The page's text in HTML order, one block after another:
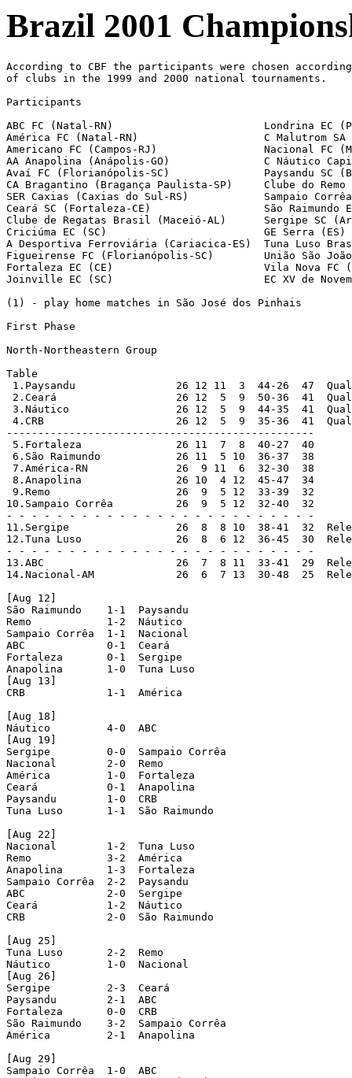
Brazil 2001
According to CBF the participants were chosen according to the participation 
of clubs in the 1999 and 2000 national tournaments.

Participants

ABC FC (Natal-RN)                        Londrina EC (PR)
América FC (Natal-RN)                    C Malutrom SA (Curitiba-PR) (1)
Americano FC (Campos-RJ)                 Nacional FC (Manaus-AM)
AA Anapolina (Anápolis-GO)               C Náutico Capibaribe (Recife-PE)
Avaí FC (Florianópolis-SC)               Paysandu SC (Belém-PA)
CA Bragantino (Bragança Paulista-SP)     Clube do Remo (Belém-PA)
SER Caxias (Caxias do Sul-RS)            Sampaio Corrêa FC (São Luís-MA)
Ceará SC (Fortaleza-CE)                  São Raimundo EC (Manaus-AM)
Clube de Regatas Brasil (Maceió-AL)      Sergipe SC (Aracaju-SE)
Criciúma EC (SC)                         GE Serra (ES)
A Desportiva Ferroviária (Cariacica-ES)  Tuna Luso Brasileira (Belém-PA)
Figueirense FC (Florianópolis-SC)        União São João EC (Araras-SP)
Fortaleza EC (CE)                        Vila Nova FC (Goiânia-GO)
Joinville EC (SC)                        EC XV de Novembro (Piracicaba-SP)

(1) - play home matches in São José dos Pinhais

First Phase

North-Northeastern Group

Table
 1.Paysandu                26 12 11  3  44-26  47  Qualified
 2.Ceará                   26 12  5  9  50-36  41  Qualified
 3.Náutico                 26 12  5  9  44-35  41  Qualified
 4.CRB                     26 12  5  9  35-36  41  Qualified
-------------------------------------------------
 5.Fortaleza               26 11  7  8  40-27  40
 6.São Raimundo            26 11  5 10  36-37  38
 7.América-RN              26  9 11  6  32-30  38
 8.Anapolina               26 10  4 12  45-47  34
 9.Remo                    26  9  5 12  33-39  32
10.Sampaio Corrêa          26  9  5 12  32-40  32
- - - - - - - - - - - - - - - - - - - - - - - - -
11.Sergipe                 26  8  8 10  38-41  32  Relegation playoff
12.Tuna Luso               26  8  6 12  36-45  30  Relegation playoff
- - - - - - - - - - - - - - - - - - - - - - - - -
13.ABC                     26  7  8 11  33-41  29  Relegated
14.Nacional-AM             26  6  7 13  30-48  25  Relegated

[Aug 12]
São Raimundo    1-1  Paysandu
Remo            1-2  Náutico
Sampaio Corrêa  1-1  Nacional
ABC             0-1  Ceará
Fortaleza       0-1  Sergipe
Anapolina       1-0  Tuna Luso
[Aug 13]
CRB             1-1  América

[Aug 18]
Náutico         4-0  ABC
[Aug 19]
Sergipe         0-0  Sampaio Corrêa
Nacional        2-0  Remo
América         1-0  Fortaleza
Ceará           0-1  Anapolina
Paysandu        1-0  CRB
Tuna Luso       1-1  São Raimundo

[Aug 22]
Nacional        1-2  Tuna Luso
Remo            3-2  América
Anapolina       1-3  Fortaleza
Sampaio Corrêa  2-2  Paysandu
ABC             2-0  Sergipe
Ceará           1-2  Náutico
CRB             2-0  São Raimundo

[Aug 25]
Tuna Luso       2-2  Remo
Náutico         1-0  Nacional
[Aug 26]
Sergipe         2-3  Ceará
Paysandu        2-1  ABC
Fortaleza       0-0  CRB
São Raimundo    3-2  Sampaio Corrêa
América         2-1  Anapolina

[Aug 29]
Sampaio Corrêa  1-0  ABC
América         1-1  São Raimundo
Fortaleza       4-1  Tuna Luso
Paysandu        3-0  Sergipe
Nacional        2-1  Ceará
Anapolina       2-3  CRB

[Sep 1]
Náutico         1-1  Paysandu
[Sep 2]
Tuna Luso       3-1  América
Remo            1-1  Anapolina
Ceará           3-2  Sampaio Corrêa
ABC             1-0  Nacional
São Raimundo    0-2  Fortaleza

[Sep 6]
CRB             2-0  Remo
Sergipe         5-0  Náutico

[Sep 9]
São Raimundo    0-0  Nacional
Paysandu        3-1  Remo
América         0-0  ABC
Fortaleza       0-1  Ceará
CRB             5-2  Náutico
Sergipe         4-4  Anapolina
[Sep 10]
Sampaio Corrêa  0-1  Tuna Luso

[Sep 12]
Nacional        1-1  Sergipe
Remo            2-0  São Raimundo
Ceará           1-1  Paysandu
Náutico         2-1  Fortaleza
[Sep 13]
Tuna Luso       1-2  CRB
América         2-0  Sampaio Corrêa
Anapolina       3-1  ABC

[Sep 16]
São Raimundo    1-0  Anapolina
Paysandu        2-1  Nacional
Sampaio Corrêa  0-0  Náutico
Fortaleza       1-2  Remo
ABC             3-0  Tuna Luso
CRB             1-0  Ceará
Sergipe         1-1  América

[Sep 19]
São Raimundo    2-0  Náutico
Tuna Luso       6-2  Ceará
América         1-1  Paysandu
Fortaleza       1-1  ABC
CRB             0-0  Sergipe
Anapolina       2-1  Nacional
[Sep 20]
Remo            3-1  Sampaio Corrêa

[Sep 22]
Náutico         3-0  Anapolina
[Sep 23]
Nacional        2-0  CRB
Paysandu        2-2  Tuna Luso
Sampaio Corrêa  0-1  Fortaleza
ABC             1-1  Remo
Ceará           0-0  América
Sergipe         3-1  São Raimundo

[Sep 26]
Nacional        1-1  América
Paysandu        2-0  Fortaleza
Sampaio Corrêa  2-0  Anapolina
ABC             1-0  CRB
Ceará           2-0  São Raimundo
Náutico         4-0  Tuna Luso
Sergipe         1-2  Remo

[Sep 29]
Tuna Luso       2-1  Sergipe
[Sep 30]
São Raimundo    2-1  ABC
Remo            2-0  Ceará
América         1-0  Náutico
Fortaleza       3-1  Nacional
CRB             1-1  Sampaio Corrêa
Anapolina       3-2  Paysandu

[Oct 3]
Paysandu        3-0  Sampaio Corrêa
Ceará           6-1  ABC
[Oct 4]
Náutico         4-0 Remo

[Oct 6]
Nacional        2-1  Sampaio Corrêa
Paysandu        1-0  São Raimundo
América         4-1  CRB
Sergipe         1-1  Fortaleza
[Oct 7]
Tuna Luso       4-1  Anapolina

[Oct 10]
São Raimundo    2-1  Tuna Luso
Remo            3-2  Nacional
Sampaio Corrêa  3-0  Sergipe
ABC             1-1  Náutico
Fortaleza       0-1  América
CRB             1-0  Paysandu
Anapolina       2-1  Ceará

[Oct 14]
Náutico         1-3  Ceará
São Raimundo    4-2  CRB
América         1-0  Remo
Fortaleza       3-1  Anapolina
Sergipe         2-0  ABC

[Oct 17]
Nacional        2-2  Náutico
Sampaio Corrêa  3-0  São Raimundo
Ceará           2-1  Sergipe
CRB             2-1  Fortaleza
[Oct 18]
Anapolina       2-2  América
ABC             1-1  Paysandu
Remo            0-1  Tuna Luso

[Oct 21]
São Raimundo    3-0  América
Tuna Luso       1-1  Fortaleza
Ceará           6-0  Nacional
Sergipe         3-2  Paysandu
Anapolina       3-0  Remo
[Oct 22]
ABC             4-2  Sampaio Corrêa

[Oct 24]
Paysandu        2-1  Náutico
América         3-1  Tuna Luso
Fortaleza       3-1  São Raimundo
CRB             3-4  Anapolina
[Oct 25]
Sampaio Corrêa  3-2  Ceará
Nacional        2-1  ABC

[Oct 28]
Tuna Luso       1-2  Sampaio Corrêa
Náutico         1-0  CRB
Nacional        0-4  São Raimundo
Anapolina       1-2  Sergipe
Ceará           3-3  Fortaleza
ABC             0-0  América
Remo            1-1  Paysandu

[Oct 31]
Remo            5-1  CRB
Náutico         5-0  Sergipe
[Nov 1]
Tuna Luso       3-2  Nacional

[Nov 4]
Sergipe         5-0  Nacional
São Raimundo    0-0  Remo
Paysandu        1-1  Ceará
Sampaio Corrêa  1-0  América
ABC             2-2  Anapolina
Fortaleza       1-0  Náutico
CRB             1-0  Tuna Luso

[Nov 7]
Tuna Luso       2-2  ABC
Náutico         1-2  Sampaio Corrêa
[Nov